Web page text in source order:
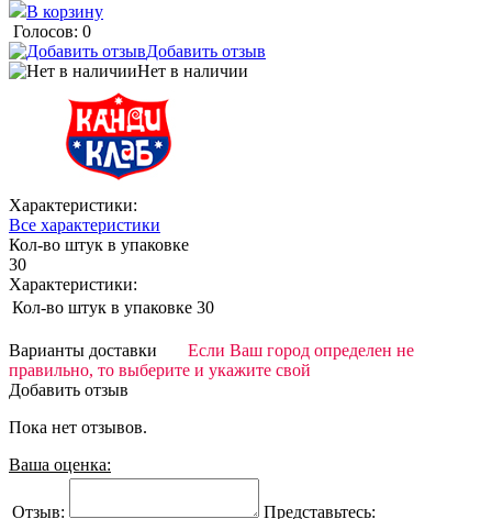
В корзину
Голосов: 0
Добавить отзыв
Нет в наличии
Характеристики:
Все характеристики
Кол-во штук в упаковке
30
Характеристики:
Кол-во штук в упаковке 30
Варианты доставки
Если Ваш город определен не
правильно, то выберите и укажите свой
Добавить отзыв
Пока нет отзывов.
Ваша оценка:
Отзыв: Представьтесь: